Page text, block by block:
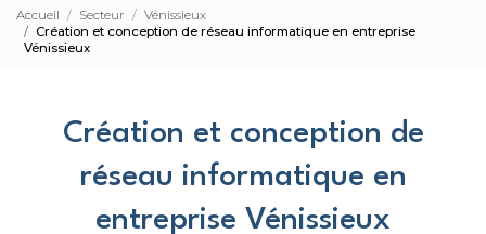
Accueil Secteur
Vénissieux
Création et conception de réseau informatique en entreprise
Vénissieux
Création et conception de
réseau informatique en
entreprise Vénissieux